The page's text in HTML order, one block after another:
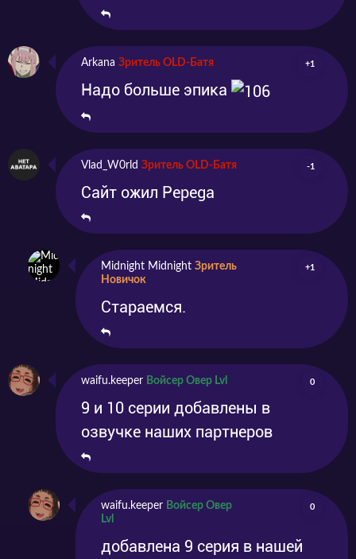
Arkana Зритель OLD-Батя +1
Надо больше эпика
Vlad_W0rld Зритель OLD-Батя -1
Сайт ожил Pepega
Midnight Midnight Зритель
Новичок
+1
Стараемся.
waifu.keeper Войсер Овер Lvl 0
9 и 10 серии добавлены в
озвучке наших партнеров
waifu.keeper Войсер Овер
Lvl
0
добавлена 9 серия в нашей